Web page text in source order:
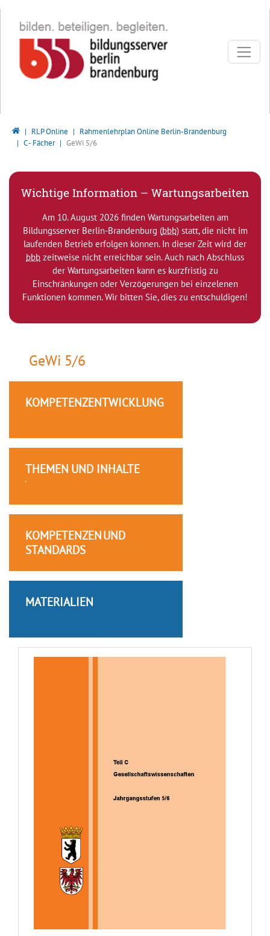
Bildungsserver Berlin - Brandenburg
RLP Online
Rahmenlehrplan Online Berlin-Brandenburg
C - Fächer
GeWi 5/6
Wichtige Information – Wartungsarbeiten
Am 10. August 2026 finden Wartungsarbeiten am
Bildungsserver Berlin-Brandenburg (bbb) statt, die nicht im
laufenden Betrieb erfolgen können. In dieser Zeit wird der
bbb zeitweise nicht erreichbar sein. Auch nach Abschluss
der Wartungsarbeiten kann es kurzfristig zu
Einschränkungen oder Verzögerungen bei einzelenen
Funktionen kommen. Wir bitten Sie, dies zu entschuldigen!
GeWi 5/6
KOMPETENZENTWICKLUNG
THEMEN UND INHALTE
KOMPETENZEN UND
STANDARDS
MATERIALIEN